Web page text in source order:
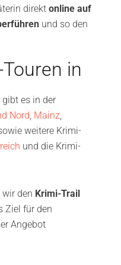
direkt online auf
und so den
in
gibt es in der
Nord, Mainz,
weitere Krimi-
und die Krimi-
den Krimi-Trail
Ziel für den
Angebot